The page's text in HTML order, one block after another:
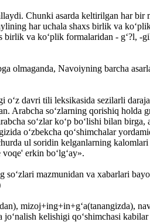
Chunki asarda keltirilgan har
har uchala shaxs birlik va
va ko‘plik formalaridan - g‘?l, -
olmaganda, Navoiyning barcha
davri tili leksikasida sezilarli
Arabcha so‘zlarning qorishiq holda
so‘zlar ko‘p bo‘lishi bilan
o‘zbekcha qo‘shimchalar
ul soridin kelganlarning
erkin bo‘lg‘ay».
mazmunidan va xabarlari
mizoj+ing+in+g‘a(tanangizda),
kelishigi qo‘shimchasi